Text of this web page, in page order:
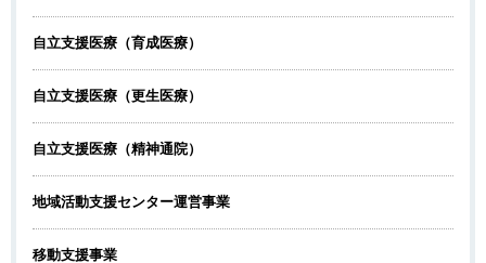
自立支援医療（育成医療）
自立支援医療（更生医療）
自立支援医療（精神通院）
地域活動支援センター運営事業
移動支援事業